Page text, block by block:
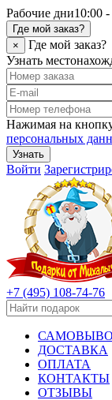
Рабочие дни10:00
Где мой заказ?
×
Где мой заказ?
Узнать
Нажимая на
персональных
Узнать
Войти
+7 (495) 108-74-76
ДОСТАВКА
ОПЛАТА
КОНТАКТЫ
ОТЗЫВЫ